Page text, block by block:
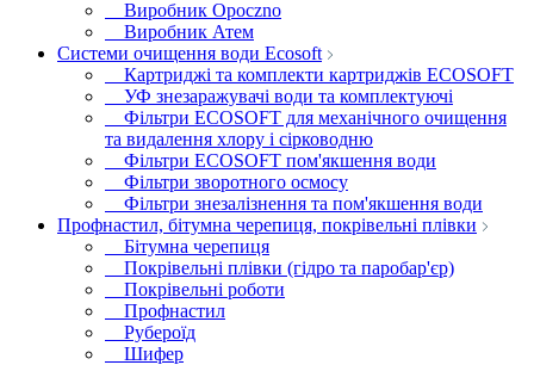
Виробник Opoczno
Виробник Атем
Системи очищення води Ecosoft
Картриджі та комплекти картриджів ECOSOFT
УФ знезаражувачі води та комплектуючі
Фільтри ECOSOFT для механічного очищення
та видалення хлору і сірководню
Фільтри ECOSOFT пом'якшення води
Фільтри зворотного осмосу
Фільтри знезалізнення та пом'якшення води
Профнастил, бітумна черепиця, покрівельні плівки
Бітумна черепиця
Покрівельні плівки (гідро та паробар'єр)
Покрівельні роботи
Профнастил
Рубероїд
Шифер